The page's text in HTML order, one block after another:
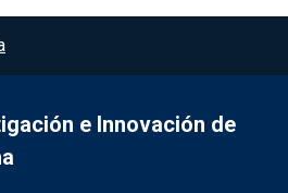
e Innovación de